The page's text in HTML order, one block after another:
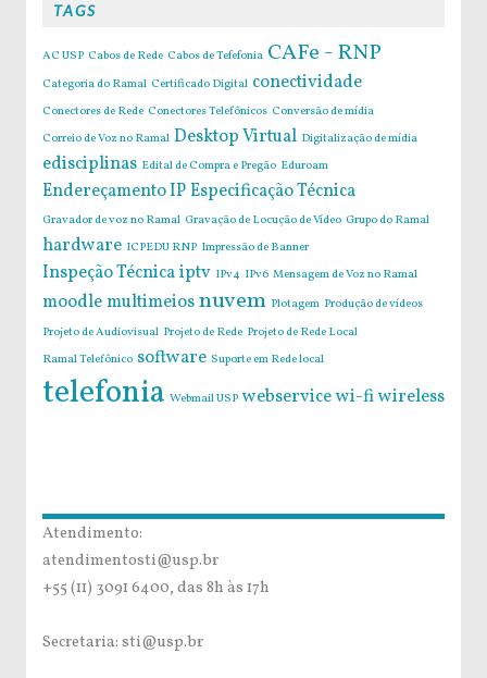
TAGS
AC USP Cabos de Rede Cabos de Tefefonia CAFe - RNP
Categoria do Ramal Certificado Digital conectividade
Conectores de Rede Conectores Telefônicos Conversão de mídia
Correio de Voz no Ramal Desktop Virtual Digitalização de mídia
edisciplinas Edital de Compra e Pregão Eduroam
Endereçamento IPEspecificação Técnica
Gravador de voz no Ramal Gravação de Locução de Vídeo Grupo do Ramal
hardware ICPEDU RNP Impressão de Banner
Inspeção Técnicaiptv IPv4 IPv6 Mensagem de Voz no Ramal
moodlemultimeiosnuvem Plotagem Produção de vídeos
Projeto de Audiovisual Projeto de Rede Projeto de Rede Local
Ramal Telefônico software Suporte em Rede local
telefonia Webmail USP webservicewi-fiwireless
Atendimento:
atendimentosti@usp.br
+55 (11) 3091 6400, das 8h às 17h
Secretaria: sti@usp.br